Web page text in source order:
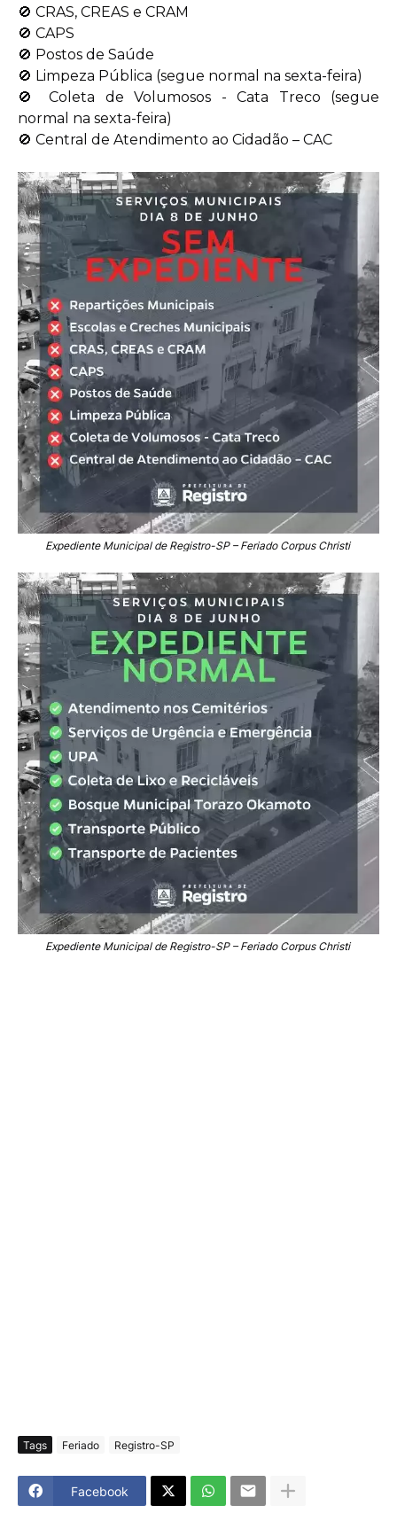
🚫 CRAS, CREAS e CRAM
🚫 CAPS
🚫 Postos de Saúde
🚫 Limpeza Pública (segue normal na sexta-feira)
🚫 Coleta de Volumosos - Cata Treco (segue
normal na sexta-feira)
🚫 Central de Atendimento ao Cidadão – CAC
Expediente Municipal de Registro-SP – Feriado Corpus Christi
Expediente Municipal de Registro-SP – Feriado Corpus Christi
Tags Feriado Registro-SP
Facebook